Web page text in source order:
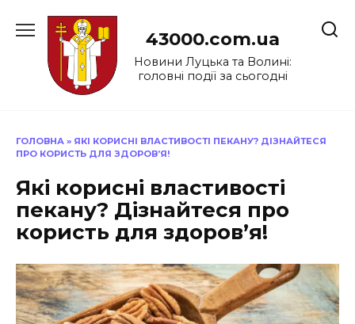
до
43000.com.ua
Новини Луцька та Волині:
головні події за сьогодні
ГОЛОВНА » ЯКІ КОРИСНІ ВЛАСТИВОСТІ ПЕКАНУ? ДІЗНАЙТЕСЯ
ПРО КОРИСТЬ ДЛЯ ЗДОРОВ’Я!
Які корисні властивості
пекану? Дізнайтеся про
користь для здоров’я!